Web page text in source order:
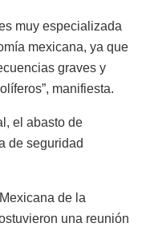
muy especializada
mexicana, ya que
graves y
manifiesta.
el abasto de
de seguridad
de la
una reunión